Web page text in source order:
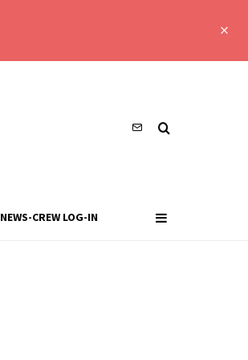
NEWS-CREW LOG-IN